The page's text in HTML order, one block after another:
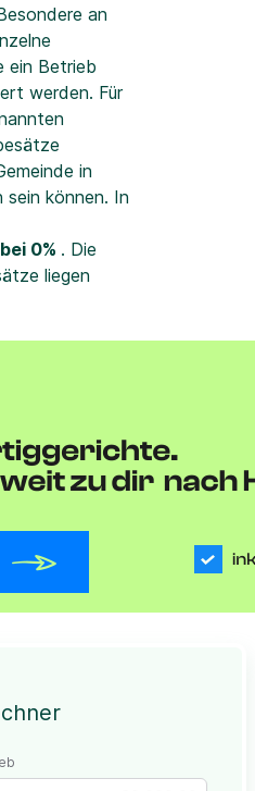
an
ein Betrieb
werden. Für
in
sein können. In
0% . Die
liegen